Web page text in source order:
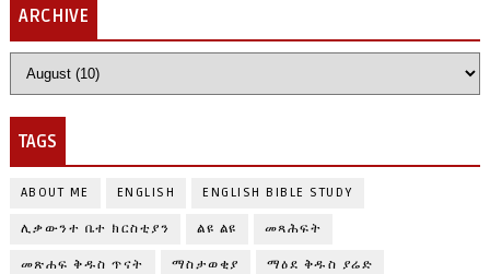
ARCHIVE
TAGS
ABOUT ME ENGLISH ENGLISH BIBLE STUDY
ሊቃውንተ ቤተ ክርስቲያን ልዩ ልዩ መጻሕፍት
መጽሐፍ ቅዱስ ጥናት ማስታወቂያ ማዕደ ቅዱስ ያሬድ